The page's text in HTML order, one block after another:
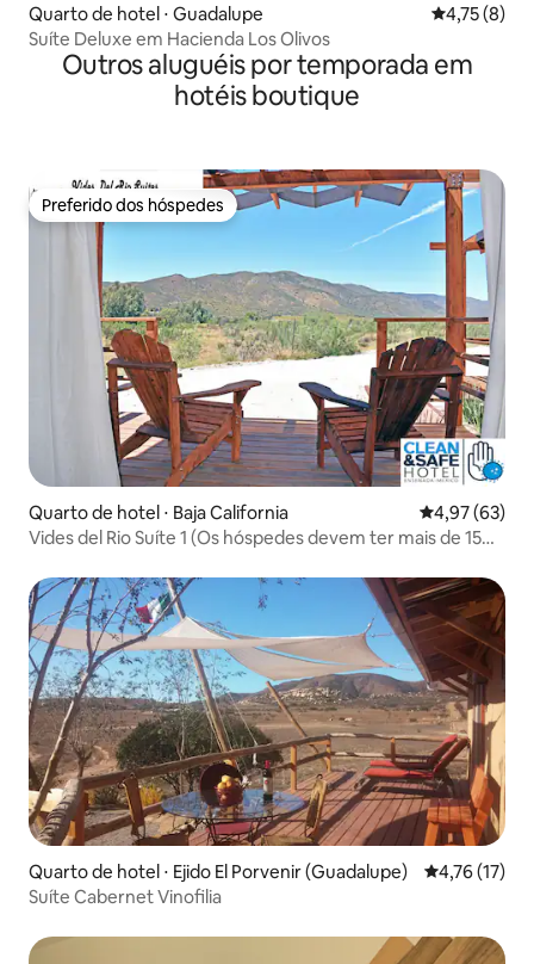
Quarto de hotel ⋅ Guadalupe 4,75 de
4,75 (8)
Suíte Deluxe em Hacienda Los Olivos
Outros aluguéis por temporada em
hotéis boutique
Preferido dos hóspedes
Preferido dos hóspedes
Quarto de hotel ⋅ Baja California 4,97 de uma
4,97 (63)
Vides del Rio Suíte 1 (Os hóspedes devem ter mais de 15
Quarto de hotel ⋅ Ejido El Porvenir (Guadalupe) 4,76 de uma
4,76 (17)
Suíte Cabernet Vinofilia